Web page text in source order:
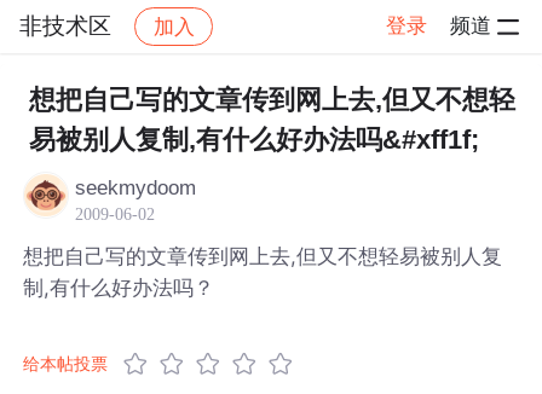
非技术区 加入 登录 频道
社区 非技术区 帖子详情
想把自己写的文章传到网上去,但又不想轻
易被别人复制,有什么好办法吗&#xff1f;
seekmydoom
2009-06-02
想把自己写的文章传到网上去,但又不想轻易被别人复
制,有什么好办法吗？
给本帖投票